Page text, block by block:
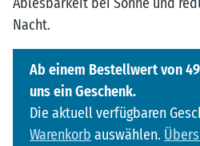
Nacht.
Ab einem Bestellwert von
uns ein Geschenk.
Die aktuell verfügbaren
Warenkorb auswählen.